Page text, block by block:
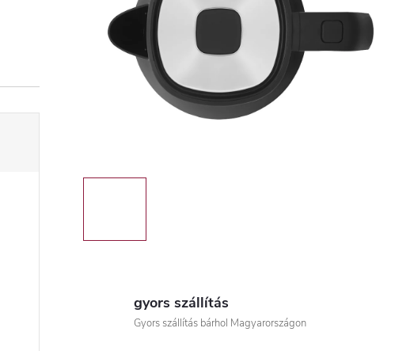
gyors szállítás
Gyors szállítás bárhol Magyarországon